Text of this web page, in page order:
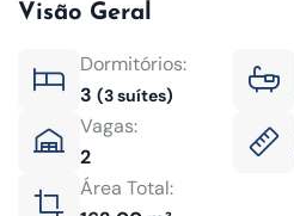
Visão Geral
Dormitórios:
3 (3 suítes)
Vagas:
2
Área Total: